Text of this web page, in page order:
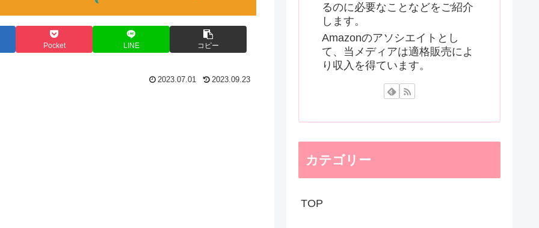
Pocket LINE コピー
2023.07.01 2023.09.23
るのに必要なことなどをご紹介
します。
Amazonのアソシエイトとし
て、当メディアは適格販売によ
り収入を得ています。
カテゴリー
TOP